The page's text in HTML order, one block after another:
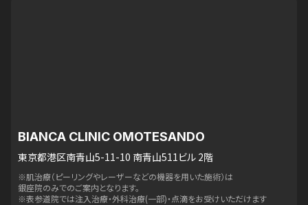
BIANCA CLINIC OMOTESANDO
東京都港区南青山5-11-10 南青山511ビル 2階
※肌治療（ピーリングやレーザーなどの機器を用いた施術）は
銀座院のみでのご案内となります。
※表参道院では注入治療・外科治療(一部)・点滴をお受けいただけます